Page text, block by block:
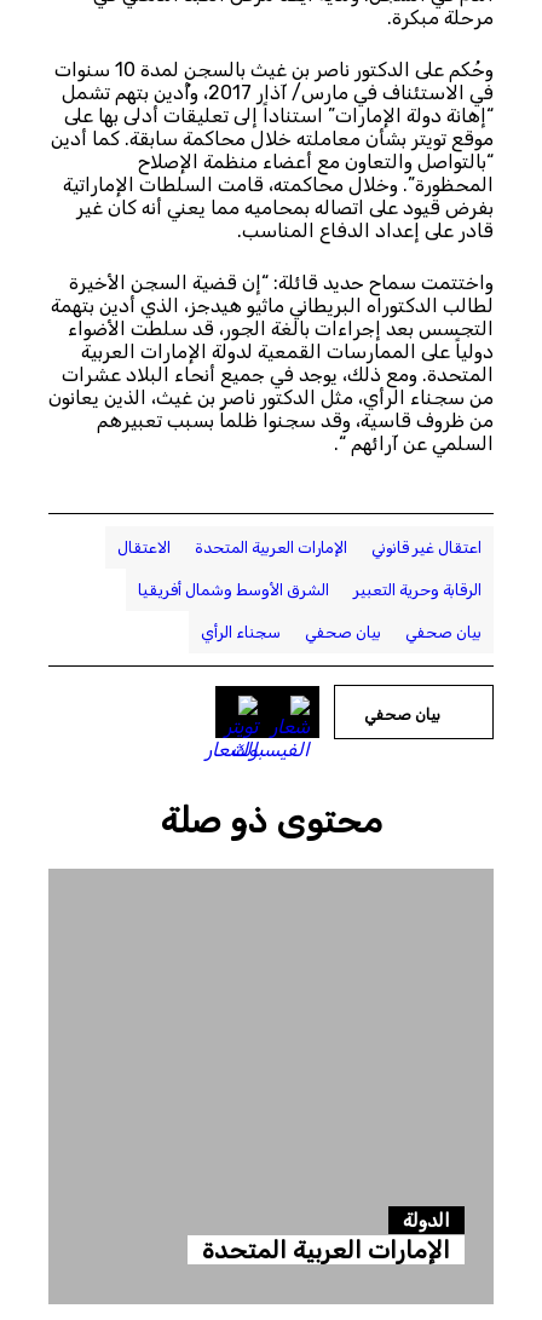
مرحلة مبكرة.
وحُكم على الدكتور ناصر بن غيث بالسجن لمدة 10 سنوات
في الاستئناف في مارس/ آذار 2017، وأُدين بتهم تشمل
“إهانة دولة الإمارات” استناداً إلى تعليقات أدلى بها على
موقع تويتر بشأن معاملته خلال محاكمة سابقة. كما أدين
“بالتواصل والتعاون مع أعضاء منظمة الإصلاح
المحظورة”. وخلال محاكمته، قامت السلطات الإماراتية
بفرض قيود على اتصاله بمحاميه مما يعني أنه كان غير
قادر على إعداد الدفاع المناسب.
واختتمت سماح حديد قائلة: “إن قضية السجن الأخيرة
لطالب الدكتوراه البريطاني ماثيو هيدجز، الذي أدين بتهمة
التجسس بعد إجراءات بالغة الجور، قد سلطت الأضواء
دولياً على الممارسات القمعية لدولة الإمارات العربية
المتحدة. ومع ذلك، يوجد في جميع أنحاء البلاد عشرات
من سجناء الرأي، مثل الدكتور ناصر بن غيث، الذين يعانون
من ظروف قاسية، وقد سجنوا ظلماً بسبب تعبيرهم
السلمي عن آرائهم “.
اعتقال غير قانوني الإمارات العربية المتحدة الاعتقال
الرقابة وحرية التعبير الشرق الأوسط وشمال أفريقيا
بيان صحفي بيان صحفي سجناء الرأي
بيان صحفي
محتوى ذو صلة
الدولة
الإمارات العربية المتحدة